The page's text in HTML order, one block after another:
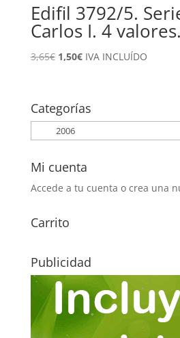
Edifil 3792/5.
Carlos I. 4
3,65€ El
era:
3,65€.
1,50€El
es:
1,50€.
IVA INCLUÍDO
Categorías
Mi cuenta
Accede a tu cuenta o crea una
Carrito
Publicidad